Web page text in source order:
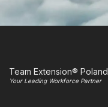
Team Extension® Poland
Your Leading Workforce Partner